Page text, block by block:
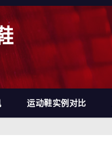
运动鞋实例对比